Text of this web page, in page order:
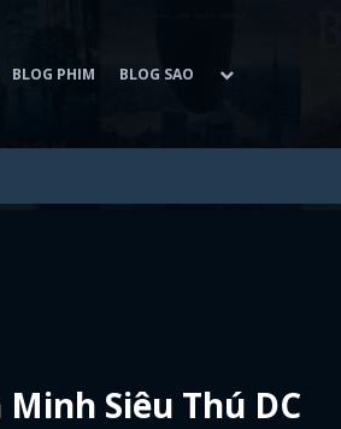
BLOG PHIM BLOG SAO
Siêu Thú DC